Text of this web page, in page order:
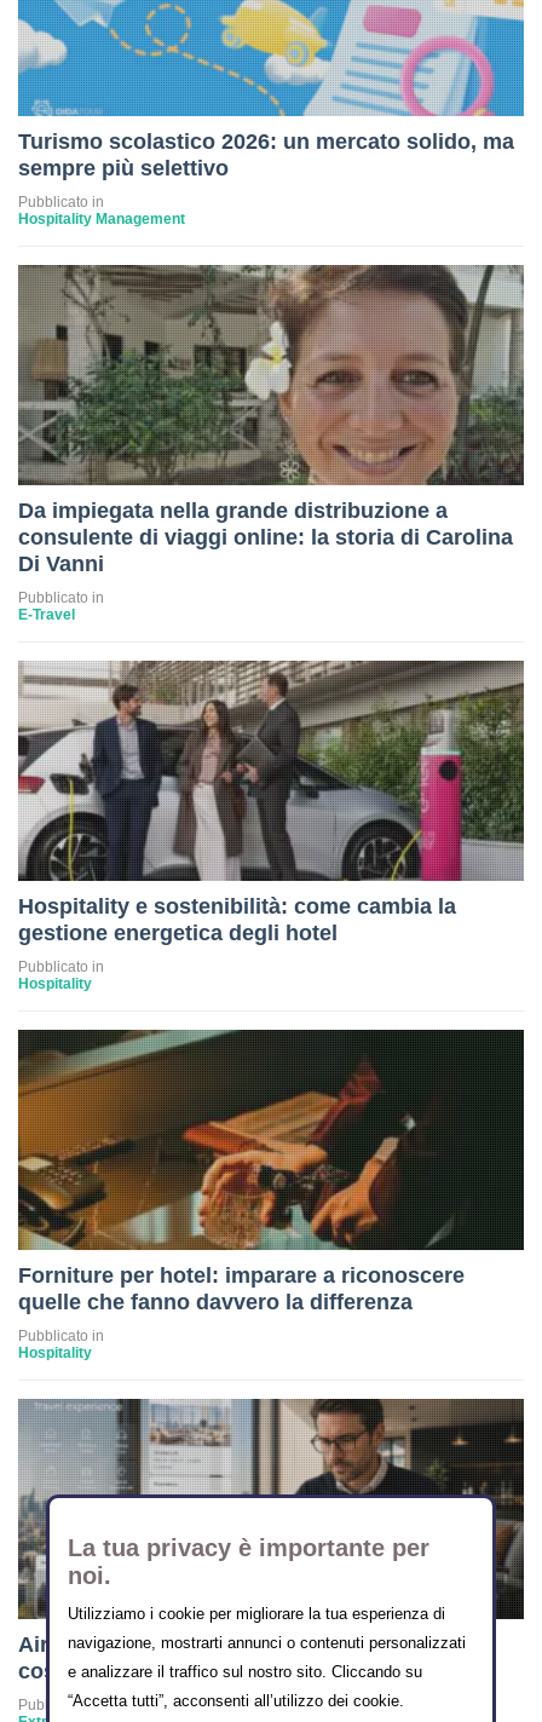
Turismo scolastico 2026: un mercato solido, ma
sempre più selettivo
Pubblicato in
Hospitality Management
Da impiegata nella grande distribuzione a
consulente di viaggi online: la storia di Carolina
Di Vanni
Pubblicato in
E-Travel
Hospitality e sostenibilità: come cambia la
gestione energetica degli hotel
Pubblicato in
Hospitality
Forniture per hotel: imparare a riconoscere
quelle che fanno davvero la differenza
Pubblicato in
Hospitality
Airbnb vuole diventare l’Amazon dei viaggi:
cosa cambia per i property manager
Pubblicato in
La tua privacy è importante per
noi.
Utilizziamo i cookie per migliorare la tua esperienza di
navigazione, mostrarti annunci o contenuti personalizzati
e analizzare il traffico sul nostro sito. Cliccando su
“Accetta tutti”, acconsenti all’utilizzo dei cookie.